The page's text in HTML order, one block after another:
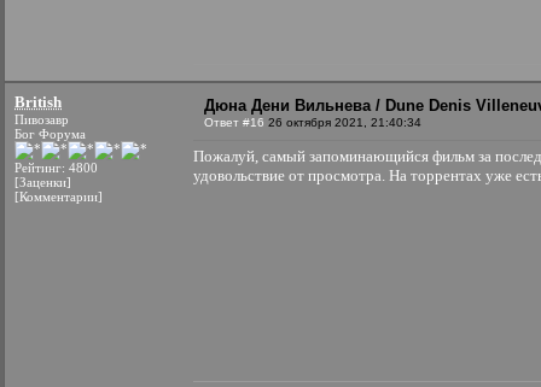
British
Пивозавр
Бог Форума
Рейтинг: 4800
[Заценки]
[Комментарии]
Дюна Дени Вильнева / Dune Denis
Ответ #16 26 октября 2021, 21:40:34
Пожалуй, самый запоминающийся фильм за
удовольствие от просмотра. На торрентах уже